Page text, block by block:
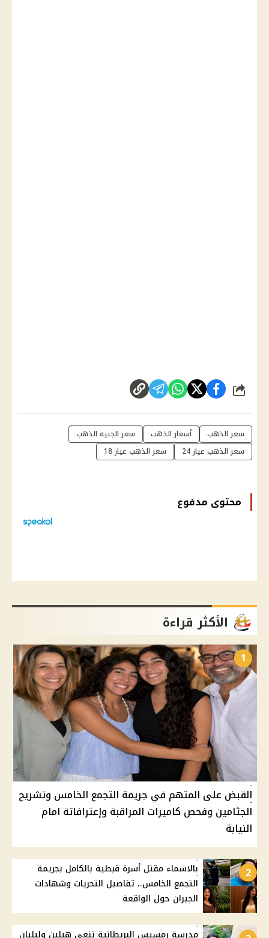
شارك
سعر الذهب أسعار الذهب
سعر الجنيه الذهب
سعر الذهب عيار 24
سعر الذهب عيار 18
محتوى مدفوع
الأكثر قراءة
1
القبض على المتهم في جريمة التجمع الخامس وتشريح
الجثامين وفحص كاميرات المراقبة وإعترافاتة امام
النيابة
2
بالاسماء مقتل أسرة قبطية بالكامل بجريمة
التجمع الخامس.. تفاصيل التحريات وشهادات
الجيران حول الواقعة
مدرسة رمسيس البريطانية تنعى هيلين وليليان